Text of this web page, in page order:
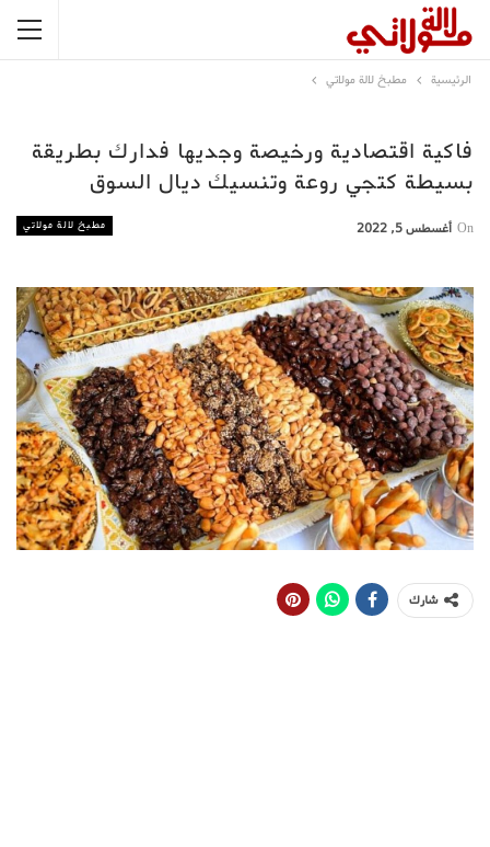
الرئيسية مطبخ لالة مولاتي
فاكية اقتصادية ورخيصة وجديها فدارك بطريقة
بسيطة كتجي روعة وتنسيك ديال السوق
مطبخ لالة مولاتي On أغسطس 5, 2022
شارك